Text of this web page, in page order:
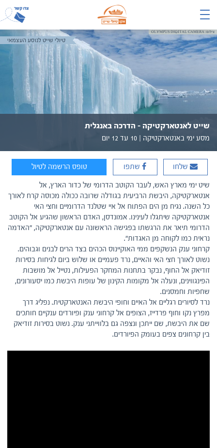
צילום: OLYMPUS DIGITAL CAMERA
טיולי שייט לנוסע העצמאי
שייט לאנטארקטיקה – הדרכה באנגלית
מסע ימי באנטארקטיקה | 10 עד 12 יום
שלחו שתפו טופס הרשמה לטיול
שיט ימי מארץ האש, לעבר הקוטב הדרומי של כדור הארץ, אל
אנטארקטיקה, היבשת הרביעית בגודלה שרובה ככולה מכוסה קרח לאורך
כל השנה. נגיח מן הים הפתוח אל איי שטלנד הדרומיים וחצי האי
אנטארקטיקה שיתגלו לעינינו. אמונדסן, האדם הראשון שהגיע אל הקוטב
הדרומי תיאר את הרגשתו בפגישה הראשונה עם אנטארקטיקה, "האדמה
נראית כמו לקוחה מן האגדות".
קרחוני ענק הנשקפים ממי האוקיינוס הכהים בצד הרים לבנים וגבוהים.
נשוט לאורך חצי האי והאיים, נרד פעמיים או שלוש ביום לגיחות בסירות
זודיאק אל החוף, נבקר בתחנות המחקר הפעילות, נטייל אל מושבות
הפינגווינים, ונעלה אל מקומות הקינון של עופות היבשת כמו יסעורונים,
שחפיות וחמסנים.
נרד לסיורים רגליים אל האיים וחופי היבשת האנטארקטית. נפליג דרך
מפרץ נקו וחוף פרדייז, הצופים אל קרחוני ענק ופיורדים ענקיים חותכים
שם את היבשת, שם ייתכן ונצפה גם בלווייתני ענק. נשוט בסירות זודיאק
בין קרחונים צפים בעומק הפיורדים.